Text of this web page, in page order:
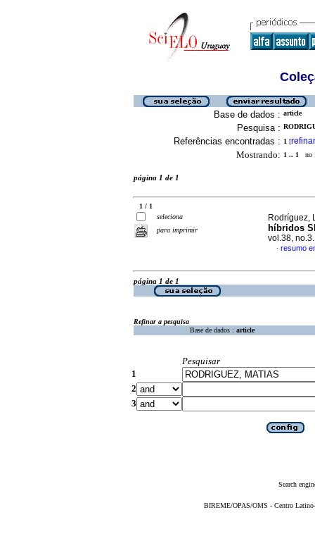
Base de dados : article
Pesquisa :
Referências encontradas : 1 [refinar
Mostrando: 1 .. 1 no
página 1 de 1
1 / 1
seleciona
para imprimir
Rodríguez,
híbridos
vol.38,
· resumo
página 1 de 1
Refinar a pesquisa
Base de dados : article
Pesquisar
1
2
3
Search
BIREME/OPAS/OMS - Centro Latino-